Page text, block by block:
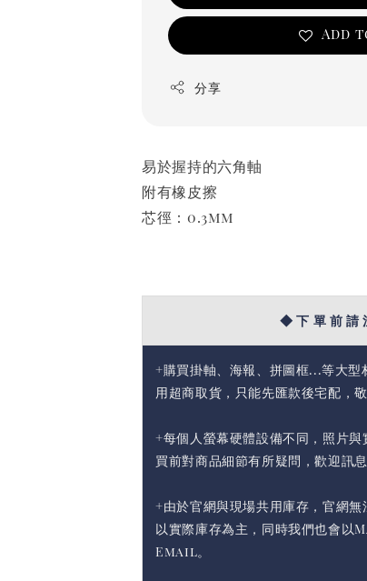
Add
分享
易於握持的六角軸
附有橡皮擦
芯徑：0.3mm
◆ 下 單 前 請
+購買掛軸、海報、拼圖框...等大
用超商取貨，只能先匯款後宅配，敬
+每個人螢幕硬體設備不同，照片
買前對商品細節有所疑問，歡迎訊息
+由於官網與現場共用庫存，官網
以實際庫存為主，同時我們也會以
Email。